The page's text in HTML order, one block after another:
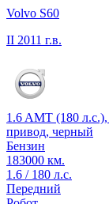
Volvo S60
II 2011 г.в.
1.6 AMT (180
привод, черный
Бензин
183000 км.
1.6 / 180 л.с.
Передний